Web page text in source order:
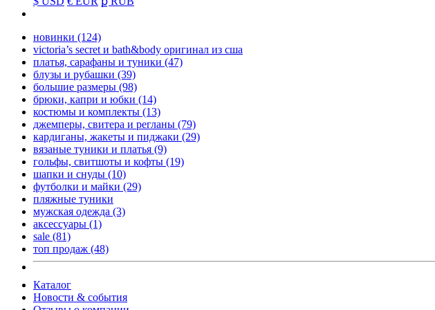
новинки (124)
victoria’s secret и bath&body оригинал из сша
платья, сарафаны и туники (47)
блузы и рубашки (39)
большие размеры (98)
брюки, капри и юбки (14)
костюмы и комплекты (13)
джемперы, свитера и регланы (79)
кардиганы, жакеты и пиджаки (29)
вязаные туники и платья (9)
гольфы, свитшоты и кофты (19)
шапки и снуды (10)
футболки и майки (29)
пляжные туники
мужская одежда (3)
аксессуары (1)
sale (81)
топ продаж (48)
Каталог
Новости & события